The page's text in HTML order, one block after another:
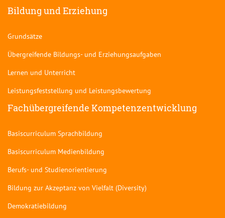
Bildung und Erziehung
Grundsätze
Übergreifende Bildungs- und Erziehungsaufgaben
Lernen und Unterricht
Leistungsfeststellung und Leistungsbewertung
Fachübergreifende Kompetenzentwicklung
Basiscurriculum Sprachbildung
Basiscurriculum Medienbildung
Berufs- und Studienorientierung
Bildung zur Akzeptanz von Vielfalt (Diversity)
Demokratiebildung